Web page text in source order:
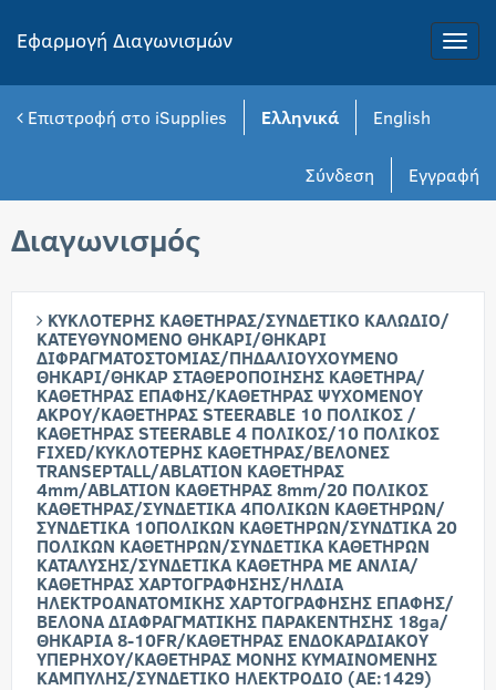
Toggle
Εφαρμογή Διαγωνισμών
Επιστροφή στο iSupplies Ελληνικά English
Εγγραφή
Σύνδεση
Διαγωνισμός
ΚΥΚΛΟΤΕΡΗΣ ΚΑΘΕΤΗΡΑΣ/ΣΥΝΔΕΤΙΚΟ ΚΑΛΩΔΙΟ/
ΚΑΤΕΥΘΥΝΟΜΕΝΟ ΘΗΚΑΡΙ/ΘΗΚΑΡΙ
ΔΙΦΡΑΓΜΑΤΟΣΤΟΜΙΑΣ/ΠΗΔΑΛΙΟΥΧΟΥΜΕΝΟ
ΘΗΚΑΡΙ/ΘΗΚΑΡ ΣΤΑΘΕΡΟΠΟΙΗΣΗΣ ΚΑΘΕΤΗΡΑ/
ΚΑΘΕΤΗΡΑΣ ΕΠΑΦΗΣ/ΚΑΘΕΤΗΡΑΣ ΨΥΧΟΜΕΝΟΥ
ΑΚΡΟΥ/ΚΑΘΕΤΗΡΑΣ STEERABLE 10 ΠΟΛΙΚΟΣ /
ΚΑΘΕΤΗΡΑΣ STEERABLE 4 ΠΟΛΙΚΟΣ/10 ΠΟΛΙΚΟΣ
FIXED/ΚΥΚΛΟΤΕΡΗΣ ΚΑΘΕΤΗΡΑΣ/ΒΕΛΟΝΕΣ
TRANSEPTALL/ABLATION ΚΑΘΕΤΗΡΑΣ
4mm/ABLATION ΚΑΘΕΤΗΡΑΣ 8mm/20 ΠΟΛΙΚΟΣ
ΚΑΘΕΤΗΡΑΣ/ΣΥΝΔΕΤΙΚΑ 4ΠΟΛΙΚΩΝ ΚΑΘΕΤΗΡΩΝ/
ΣΥΝΔΕΤΙΚΑ 10ΠΟΛΙΚΩΝ ΚΑΘΕΤΗΡΩΝ/ΣΥΝΔΤΙΚΑ 20
ΠΟΛΙΚΩΝ ΚΑΘΕΤΗΡΩΝ/ΣΥΝΔΕΤΙΚΑ ΚΑΘΕΤΗΡΩΝ
ΚΑΤΑΛΥΣΗΣ/ΣΥΝΔΕΤΙΚΑ ΚΑΘΕΤΗΡΑ ΜΕ ΑΝΛΙΑ/
ΚΑΘΕΤΗΡΑΣ ΧΑΡΤΟΓΡΑΦΗΣΗΣ/ΗΛΔΙΑ
ΗΛΕΚΤΡΟΑΝΑΤΟΜΙΚΗΣ ΧΑΡΤΟΓΡΑΦΗΣΗΣ ΕΠΑΦΗΣ/
ΒΕΛΟΝΑ ΔΙΑΦΡΑΓΜΑΤΙΚΗΣ ΠΑΡΑΚΕΝΤΗΣΗΣ 18ga/
ΘΗΚΑΡΙΑ 8-10FR/ΚΑΘΕΤΗΡΑΣ ΕΝΔΟΚΑΡΔΙΑΚΟΥ
ΥΠΕΡΗΧΟΥ/ΚΑΘΕΤΗΡΑΣ ΜΟΝΗΣ ΚΥΜΑΙΝΟΜΕΝΗΣ
ΚΑΜΠΥΛΗΣ/ΣΥΝΔΕΤΙΚΟ ΗΛΕΚΤΡΟΔΙΟ (ΑΕ:1429)